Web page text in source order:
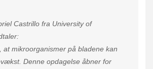
Castrillo fra University of
at mikroorganismer på bladene kan
Denne opdagelse åbner for